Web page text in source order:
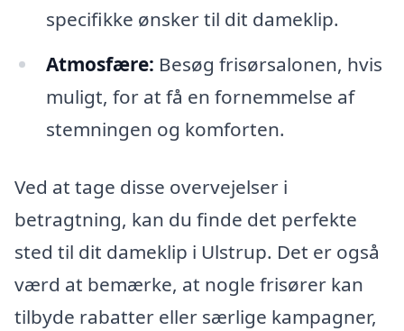
specifikke ønsker til dit dameklip.
Atmosfære: Besøg frisørsalonen, hvis
muligt, for at få en fornemmelse af
stemningen og komforten.
Ved at tage disse overvejelser i
betragtning, kan du finde det perfekte
sted til dit dameklip i Ulstrup. Det er også
værd at bemærke, at nogle frisører kan
tilbyde rabatter eller særlige kampagner,